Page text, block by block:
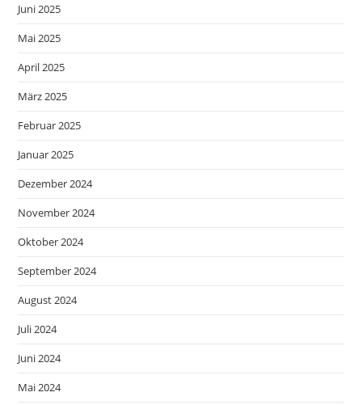
Juni 2025
Mai 2025
April 2025
März 2025
Februar 2025
Januar 2025
Dezember 2024
November 2024
Oktober 2024
September 2024
August 2024
Juli 2024
Juni 2024
Mai 2024